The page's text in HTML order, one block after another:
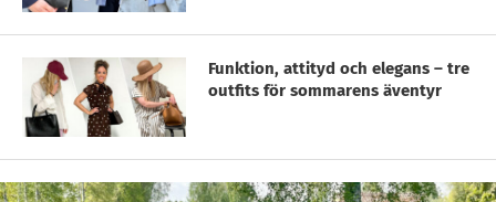
Funktion, attityd och elegans – tre
outfits för sommarens äventyr